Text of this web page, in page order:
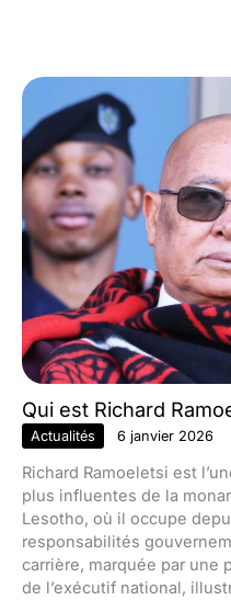
Qui est Richard
Actualités 6 janvier 2026
Richard Ramoeletsi est
plus influentes de la
Lesotho, où il occupe
responsabilités
carrière, marquée par une
de l’exécutif national,